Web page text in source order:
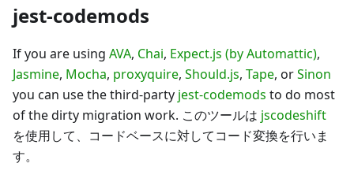
jest-codemods
If you are using AVA, Chai, Expect.js (by Automattic),
Jasmine, Mocha, proxyquire, Should.js, Tape, orSinon
you can use the third-party jest-codemods to do most
of the dirty migration work. このツールは jscodeshift
を使用して、コードベースに対してコード変換を行いま
す。